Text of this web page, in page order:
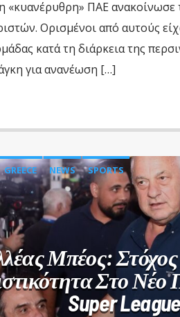
«κυανέρυθρη» ΠΑΕ ανακοίνωσε
Ορισμένοι από αυτούς
κατά τη διάρκεια της
για ανανέωση […]
GREECE NEWS SPORTS
Μπέος:
Στο
Super League